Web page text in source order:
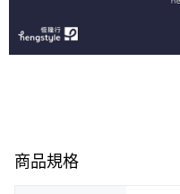
商品規格